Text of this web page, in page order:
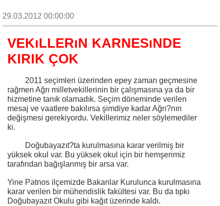
29.03.2012 00:00:00
VEKıLLERıN KARNESıNDE
KIRIK ÇOK
2011 seçimleri üzerinden epey zaman geçmesine
rağmen Ağrı milletvekillerinin bir çalışmasına ya da bir
hizmetine tanık olamadık. Seçim döneminde verilen
mesaj ve vaatlere bakılırsa şimdiye kadar Ağrı?nın
değişmesi gerekiyordu. Vekillerimiz neler söylemediler
ki.
Doğubayazıt?ta kurulmasına karar verilmiş bir
yüksek okul var. Bu yüksek okul için bir hemşerimiz
tarafından bağışlanmış bir arsa var.
Yine Patnos ilçemizde Bakanlar Kurulunca kurulmasına
karar verilen bir mühendislik fakültesi var. Bu da tıpkı
Doğubayazıt Okulu gibi kağıt üzerinde kaldı.